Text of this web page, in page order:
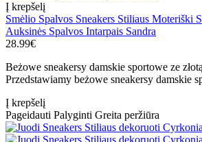
Į krepšelį
Smėlio Spalvos Sneakers Stiliaus Moteriški
Auksinės Spalvos Intarpais Sandra
28.99€
Beżowe sneakersy damskie sportowe ze
Przedstawiamy beżowe sneakersy damskie
Į krepšelį
Pageidauti Palyginti Greita peržiūra